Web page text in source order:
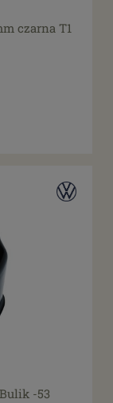
czarna T1
-53